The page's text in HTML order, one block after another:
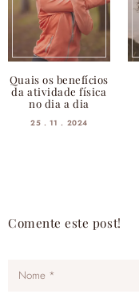
Quais os benefícios
da atividade física
no dia a dia
25 . 11 . 2024
Comente este post!